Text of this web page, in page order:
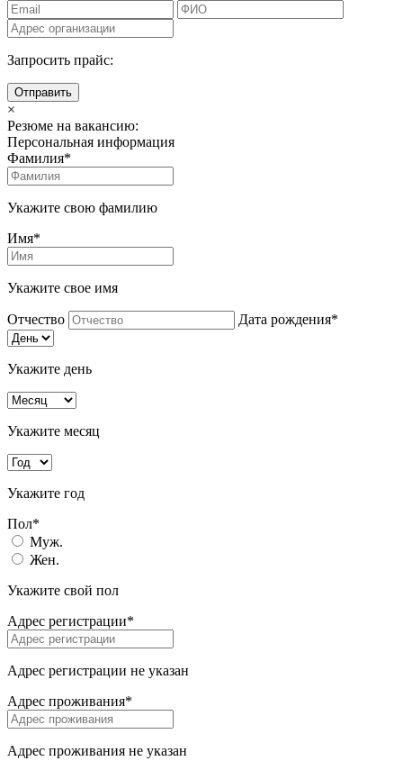
Запросить прайс:
Отправить
×
Резюме на вакансию:
Персональная информация
Фамилия*
Укажите свою фамилию
Имя*
Укажите свое имя
Отчество Дата рождения*
Укажите день
Укажите месяц
Укажите год
Пол*
Муж.
Жен.
Укажите свой пол
Адрес регистрации*
Адрес регистрации не указан
Адрес проживания*
Адрес проживания не указан